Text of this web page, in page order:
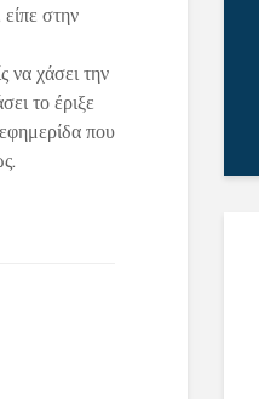
στην
να χάσει την
το έριξε
που